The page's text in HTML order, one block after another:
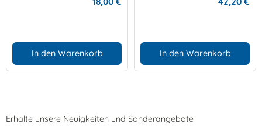
In den Warenkorb In den Warenkorb
Erhalte unsere Neuigkeiten und Sonderangebote